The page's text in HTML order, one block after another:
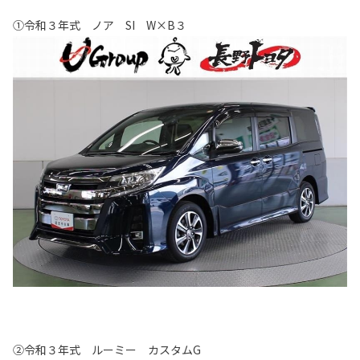
①令和３年式 ノア SI W×B３
②令和３年式 ルーミー カスタムG